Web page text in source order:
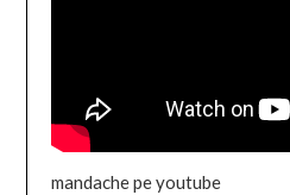
mandache pe youtube